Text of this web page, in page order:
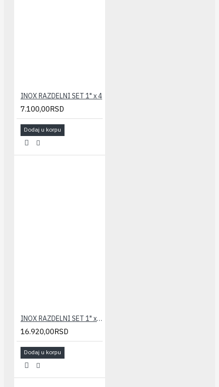
INOX RAZDELNI SET 1" x 4
7.100,00RSD
Dodaj u korpu
INOX RAZDELNI SET 1" x 10
16.920,00RSD
Dodaj u korpu